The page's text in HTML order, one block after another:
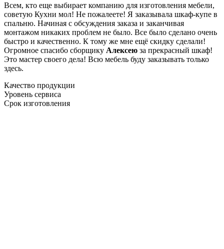
Всем, кто еще выбирает компанию для изготовления мебели,
советую Кухни мол! Не пожалеете! Я заказывала шкаф-купе в
спальню. Начиная с обсуждения заказа и заканчивая
монтажом никаких проблем не было. Все было сделано очень
быстро и качественно. К тому же мне ещё скидку сделали!
Огромное спасибо сборщику Алексею за прекрасный шкаф!
Это мастер своего дела! Всю мебель буду заказывать только
здесь.
Качество продукции
Уровень сервиса
Срок изготовления